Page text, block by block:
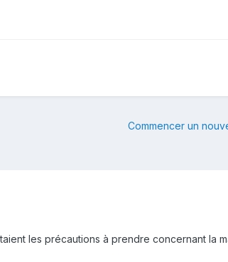
Commencer un
les précautions à prendre concernant la